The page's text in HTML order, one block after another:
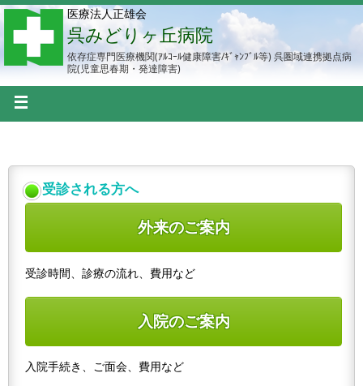
医療法人正雄会
呉みどりヶ丘病院
依存症専門医療機関(ｱﾙｺｰﾙ健康障害/ｷﾞｬﾝﾌﾞﾙ等) 呉圏域連携拠点病
院(児童思春期・発達障害)
受診される方へ
外来のご案内
受診時間、診療の流れ、費用など
入院のご案内
入院手続き、ご面会、費用など